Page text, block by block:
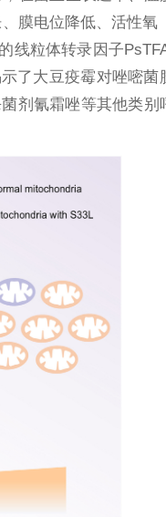
膜电位降低、活性氧
线粒体转录因子
了大豆疫霉对唑嘧菌
剂氰霜唑等其他类别